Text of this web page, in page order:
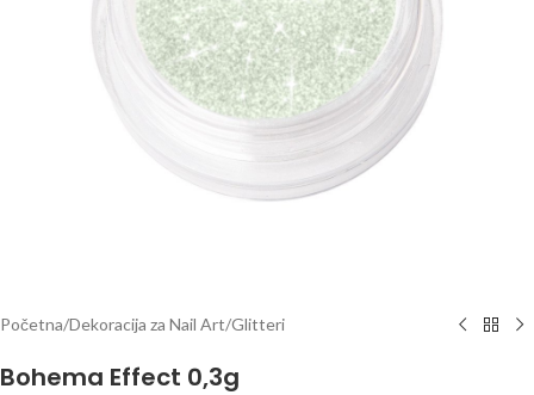
Početna/Dekoracija za Nail Art/Glitteri
Bohema Effect 0,3g